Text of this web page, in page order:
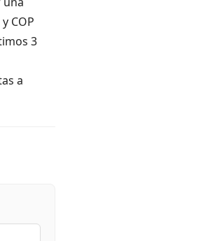
COP
3
a